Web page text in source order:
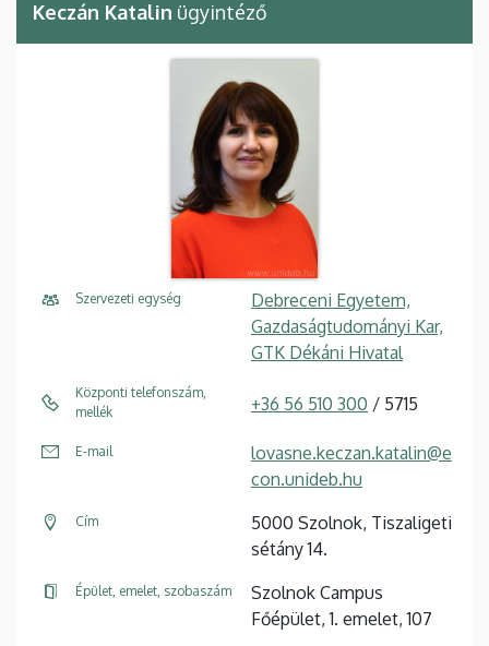
Keczán Katalin ügyintéző
Szervezeti egység
Debreceni Egyetem,
Gazdaságtudományi Kar,
GTK Dékáni Hivatal
Központi telefonszám,
mellék
+36 56 510 300 / 5715
E-mail
lovasne.keczan.katalin@e
con.unideb.hu
Cím
5000 Szolnok, Tiszaligeti
sétány 14.
Épület, emelet, szobaszám
Szolnok Campus
Főépület, 1. emelet, 107